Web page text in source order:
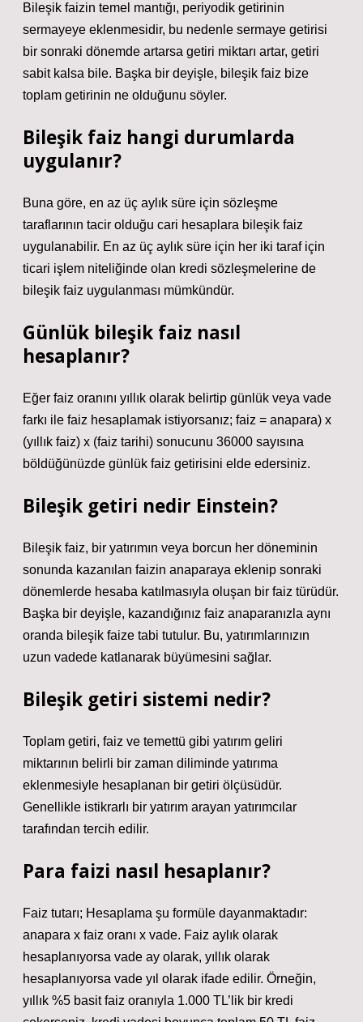
Bileşik faizin temel mantığı, periyodik getirinin
sermayeye eklenmesidir, bu nedenle sermaye getirisi
bir sonraki dönemde artarsa ​​getiri miktarı artar, getiri
sabit kalsa bile. Başka bir deyişle, bileşik faiz bize
toplam getirinin ne olduğunu söyler.
Bileşik faiz hangi durumlarda
uygulanır?
Buna göre, en az üç aylık süre için sözleşme
taraflarının tacir olduğu cari hesaplara bileşik faiz
uygulanabilir. En az üç aylık süre için her iki taraf için
ticari işlem niteliğinde olan kredi sözleşmelerine de
bileşik faiz uygulanması mümkündür.
Günlük bileşik faiz nasıl
hesaplanır?
Eğer faiz oranını yıllık olarak belirtip günlük veya vade
farkı ile faiz hesaplamak istiyorsanız; faiz = anapara) x
(yıllık faiz) x (faiz tarihi) sonucunu 36000 sayısına
böldüğünüzde günlük faiz getirisini elde edersiniz.
Bileşik getiri nedir Einstein?
Bileşik faiz, bir yatırımın veya borcun her döneminin
sonunda kazanılan faizin anaparaya eklenip sonraki
dönemlerde hesaba katılmasıyla oluşan bir faiz türüdür.
Başka bir deyişle, kazandığınız faiz anaparanızla aynı
oranda bileşik faize tabi tutulur. Bu, yatırımlarınızın
uzun vadede katlanarak büyümesini sağlar.
Bileşik getiri sistemi nedir?
Toplam getiri, faiz ve temettü gibi yatırım geliri
miktarının belirli bir zaman diliminde yatırıma
eklenmesiyle hesaplanan bir getiri ölçüsüdür.
Genellikle istikrarlı bir yatırım arayan yatırımcılar
tarafından tercih edilir.
Para faizi nasıl hesaplanır?
Faiz tutarı; Hesaplama şu formüle dayanmaktadır:
anapara x faiz oranı x vade. Faiz aylık olarak
hesaplanıyorsa vade ay olarak, yıllık olarak
hesaplanıyorsa vade yıl olarak ifade edilir. Örneğin,
yıllık %5 basit faiz oranıyla 1.000 TL’lik bir kredi